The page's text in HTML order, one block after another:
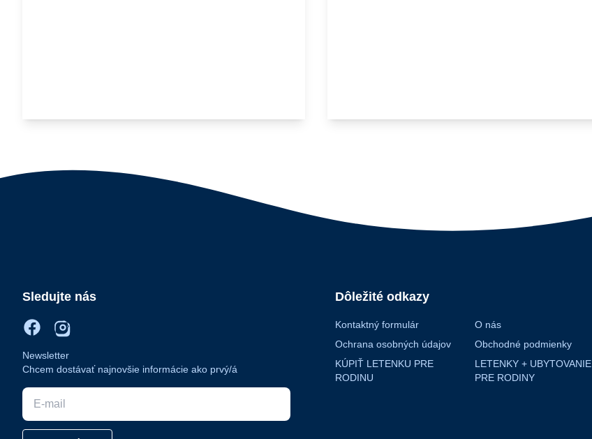
Sledujte nás
Newsletter
Chcem dostávať najnovšie informácie ako prvý/á
E-mail
Dôležité odkazy
Kontaktný formulár
O nás
Ochrana osobných údajov
Obchodné podmienky
KÚPIŤ LETENKU PRE
RODINU
LETENKY + UBYTOVANIE
PRE RODINY